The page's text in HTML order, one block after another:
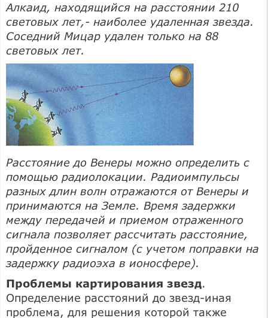
Алкаид, находящийся на расстоянии 210
световых лет,- наиболее удаленная звезда.
Соседний Мицар удален только на 88
световых лет.
Расстояние до Венеры можно определить с
помощью радиолокации. Радиоимпульсы
разных длин волн отражаются от Венеры и
принимаются на Земле. Время задержки
между передачей и приемом отраженного
сигнала позволяет рассчитать расстояние,
пройденное сигналом (с учетом поправки на
задержку радиоэха в ионосфере).
Проблемы картирования звезд.
Определение расстояний до звезд-иная
проблема, для решения которой также